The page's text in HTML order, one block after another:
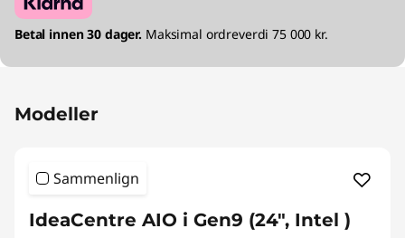
Betal innen 30 dager. Maksimal ordreverdi 75 000 kr.
Modeller
Sammenlign
IdeaCentre AIO i Gen9 (24", Intel )